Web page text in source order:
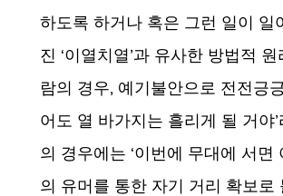
하도록 하거나 혹은 그런 일이 일
진 ‘이열치열’과 유사한 방법적
람의 경우, 예기불안으로 전전긍
어도 열 바가지는 흘리게 될 거야
의 경우에는 ‘이번에 무대에 서
의 유머를 통한 자기 거리 확보